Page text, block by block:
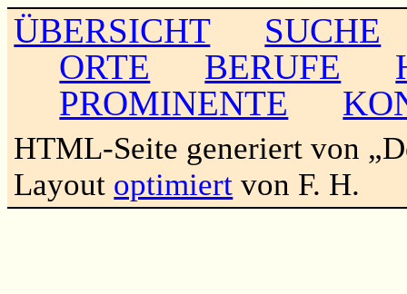
ÜBERSICHT
SUCHE
ORTE
BERUFE
PROMINENTE
HTML-Seite generiert von
Layout optimiert von F. H.